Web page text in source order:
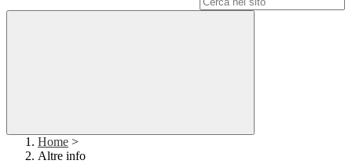
Home >
Altre info